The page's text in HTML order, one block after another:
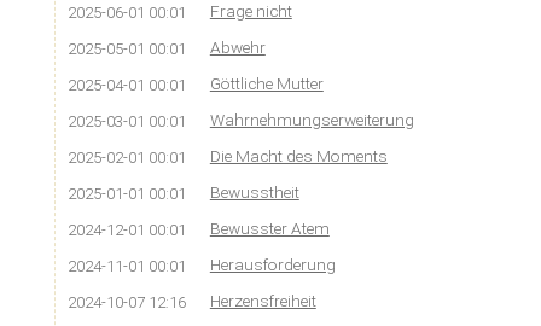
2025-06-01 00:01 Frage nicht
2025-05-01 00:01 Abwehr
2025-04-01 00:01 Göttliche Mutter
2025-03-01 00:01 Wahrnehmungserweiterung
2025-02-01 00:01 Die Macht des Moments
2025-01-01 00:01 Bewusstheit
2024-12-01 00:01 Bewusster Atem
2024-11-01 00:01 Herausforderung
2024-10-07 12:16 Herzensfreiheit